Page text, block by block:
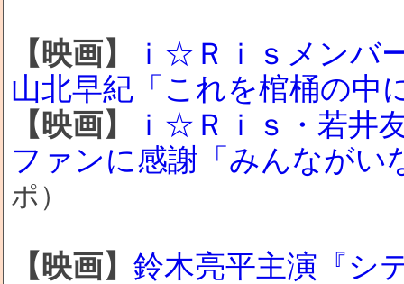
【映画】
ｉ☆Ｒｉｓメン
山北早紀「これを棺桶の中
【映画】
ｉ☆Ｒｉｓ・若井
ファンに感謝「みんながい
ポ）
【映画】 鈴木亮平主演『シ